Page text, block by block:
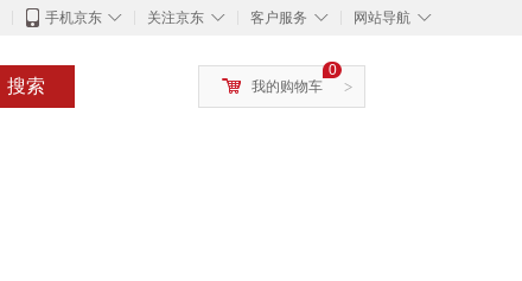
◇
手机京东 ◇
关注京东 ◇
客户服务 ◇
网站导航
搜索 >
0
我的购物车